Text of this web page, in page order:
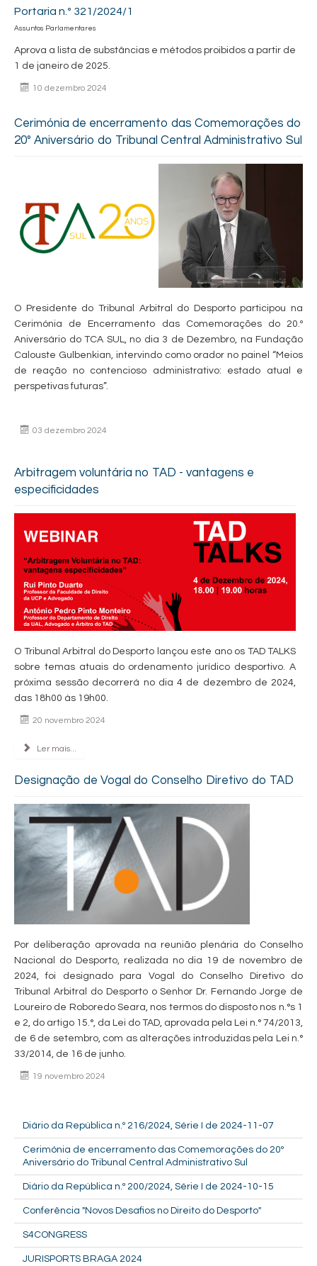
Portaria n.º 321/2024/1
Assuntos Parlamentares
Aprova a lista de substâncias e métodos proibidos a partir de
1 de janeiro de 2025.
10 dezembro 2024
Cerimónia de encerramento das Comemorações do
20º Aniversário do Tribunal Central Administrativo Sul
O Presidente do Tribunal Arbitral do Desporto participou na
Cerimónia de Encerramento das Comemorações do 20.º
Aniversário do TCA SUL, no dia 3 de Dezembro, na Fundação
Calouste Gulbenkian, intervindo como orador no painel “Meios
de reação no contencioso administrativo: estado atual e
perspetivas futuras”.
03 dezembro 2024
Arbitragem voluntária no TAD - vantagens e
especificidades
O Tribunal Arbitral do Desporto lançou este ano os TAD TALKS
sobre temas atuais do ordenamento jurídico desportivo. A
próxima sessão decorrerá no dia 4 de dezembro de 2024,
das 18h00 às 19h00.
20 novembro 2024
Ler mais...
Designação de Vogal do Conselho Diretivo do TAD
Por deliberação aprovada na reunião plenária do Conselho
Nacional do Desporto, realizada no dia 19 de novembro de
2024, foi designado para Vogal do Conselho Diretivo do
Tribunal Arbitral do Desporto o Senhor Dr. Fernando Jorge de
Loureiro de Roboredo Seara, nos termos do disposto nos n.°s 1
e 2, do artigo 15.°, da Lei do TAD, aprovada pela Lei n.° 74/2013,
de 6 de setembro, com as alterações introduzidas pela Lei n.°
33/2014, de 16 de junho.
19 novembro 2024
Diário da República n.º 216/2024, Série I de 2024-11-07
Cerimónia de encerramento das Comemorações do 20º
Aniversário do Tribunal Central Administrativo Sul
Diário da República n.º 200/2024, Série I de 2024-10-15
Conferência "Novos Desafios no Direito do Desporto"
S4CONGRESS
JURISPORTS BRAGA 2024